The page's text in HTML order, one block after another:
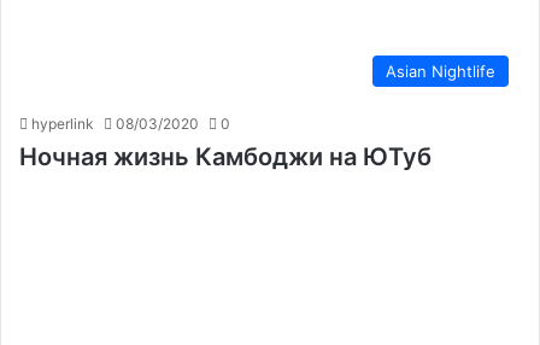
Asian Nightlife
hyperlink 08/03/2020 0
Ночная жизнь Камбоджи на ЮТуб